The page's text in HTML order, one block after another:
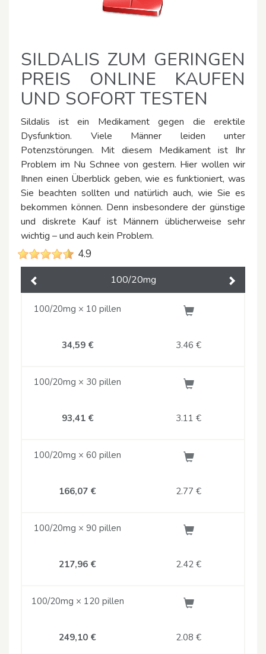
SILDALIS ZUM GERINGEN
PREIS ONLINE KAUFEN
UND SOFORT TESTEN
Sildalis ist ein Medikament gegen die erektile
Dysfunktion. Viele Männer leiden unter
Potenzstörungen. Mit diesem Medikament ist Ihr
Problem im Nu Schnee von gestern. Hier wollen wir
Ihnen einen Überblick geben, wie es funktioniert, was
Sie beachten sollten und natürlich auch, wie Sie es
bekommen können. Denn insbesondere der günstige
und diskrete Kauf ist Männern üblicherweise sehr
wichtig – und auch kein Problem.
4.9
100/20mg
100/20mg × 10 pillen
34,59 € 3.46 €
100/20mg × 30 pillen
93,41 € 3.11 €
100/20mg × 60 pillen
166,07 € 2.77 €
100/20mg × 90 pillen
217,96 € 2.42 €
100/20mg × 120 pillen
249,10 € 2.08 €